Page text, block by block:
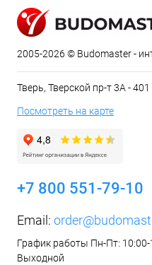
2005-2026 © Budomaster -
Тверь, Тверской пр-т 3А -
Посмотреть на карте
+7 800 551-79-10
Email:
График работы Пн-Пт: 10:00-
Выходной